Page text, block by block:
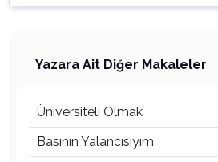
Yazara Ait Diğer Makaleler
Üniversiteli Olmak
Basının Yalancısıyım